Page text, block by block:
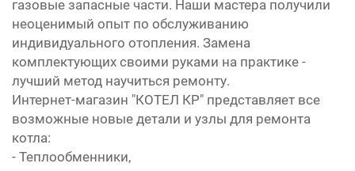
газовые запасные части. Наши мастера получили
неоценимый опыт по обслуживанию
индивидуального отопления. Замена
комплектующих своими руками на практике -
лучший метод научиться ремонту.
Интернет-магазин "КОТЕЛ КР" представляет все
возможные новые детали и узлы для ремонта
котла:
- Теплообменники,